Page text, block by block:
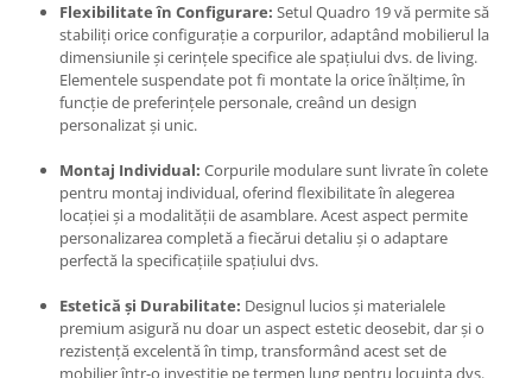
Flexibilitate în Configurare: Setul Quadro 19 vă permite să
stabiliți orice configurație a corpurilor, adaptând mobilierul la
dimensiunile și cerințele specifice ale spațiului dvs. de living.
Elementele suspendate pot fi montate la orice înălțime, în
funcție de preferințele personale, creând un design
personalizat și unic.
Montaj Individual: Corpurile modulare sunt livrate în colete
pentru montaj individual, oferind flexibilitate în alegerea
locației și a modalității de asamblare. Acest aspect permite
personalizarea completă a fiecărui detaliu și o adaptare
perfectă la specificațiile spațiului dvs.
Estetică și Durabilitate: Designul lucios și materialele
premium asigură nu doar un aspect estetic deosebit, dar și o
rezistență excelentă în timp, transformând acest set de
mobilier într-o investiție pe termen lung pentru locuința dvs.